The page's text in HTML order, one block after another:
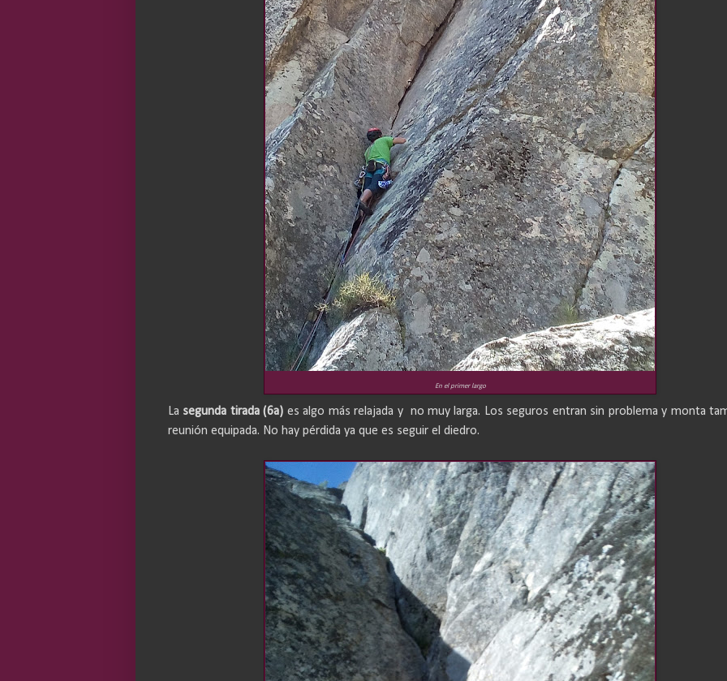
En el primer largo
La segunda tirada (6a) es algo más relajada y no muy larga. Los seguros entran sin problema y monta
reunión equipada. No hay pérdida ya que es seguir el diedro.